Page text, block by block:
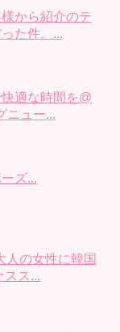
から紹介のテ
た件。...
適な時間を@
ニュー...
ズ...
人の女性に韓国
スス...